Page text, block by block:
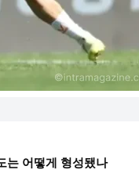
는 어떻게 형성됐나